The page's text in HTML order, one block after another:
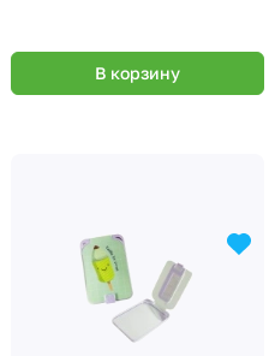
В корзину